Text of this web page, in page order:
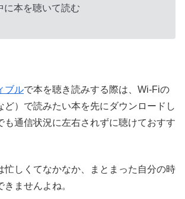
に本を聴いて読む
ブルで本を聴き読みする際は、Wi-Fiの
ど）で読みたい本を先にダウンロードし
も通信状況に左右されずに聴けておすす
忙しくてなかなか、まとまった自分の時
ませんよね。